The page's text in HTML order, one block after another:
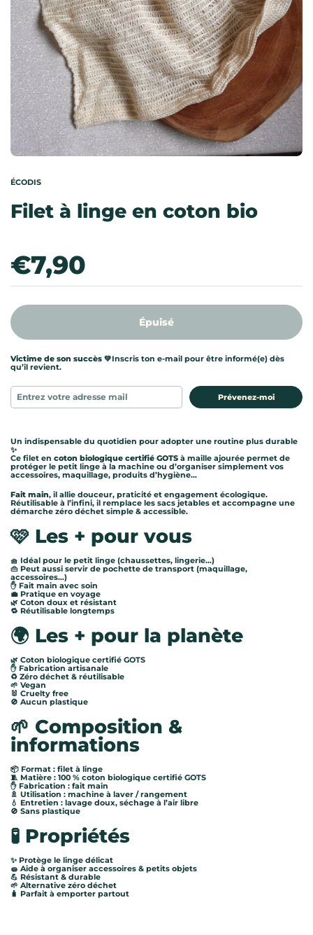
ÉCODIS
Filet à linge en coton bio
Prix:
€7,90
Épuisé
Victime de son succès 💚Inscris ton e-mail pour être informé(e) dès
qu’il revient.
Prévenez-moi
Un indispensable du quotidien pour adopter une routine plus durable
✨
Ce filet en coton biologique certifié GOTS à maille ajourée permet de
protéger le petit linge à la machine ou d’organiser simplement vos
accessoires, maquillage, produits d’hygiène…
Fait main, il allie douceur, praticité et engagement écologique.
Réutilisable à l’infini, il remplace les sacs jetables et accompagne une
démarche zéro déchet simple & accessible.
🩷 Les + pour vous
🧺 Idéal pour le petit linge (chaussettes, lingerie…)
👜 Peut aussi servir de pochette de transport (maquillage,
accessoires…)
✋ Fait main avec soin
💼 Pratique en voyage
🌿 Coton doux et résistant
🔁 Réutilisable longtemps
🌍 Les + pour la planète
🌿 Coton biologique certifié GOTS
✋ Fabrication artisanale
♻️ Zéro déchet & réutilisable
🌱 Vegan
🐰 Cruelty free
🚫 Aucun plastique
🌱 Composition &
informations
📦 Format : filet à linge
🧵 Matière : 100 % coton biologique certifié GOTS
✋ Fabrication : fait main
🚿 Utilisation : machine à laver / rangement
💧 Entretien : lavage doux, séchage à l’air libre
🚫 Sans plastique
🧪 Propriétés
✨ Protège le linge délicat
🧽 Aide à organiser accessoires & petits objets
💪 Résistant & durable
🌱 Alternative zéro déchet
🧳 Parfait à emporter partout